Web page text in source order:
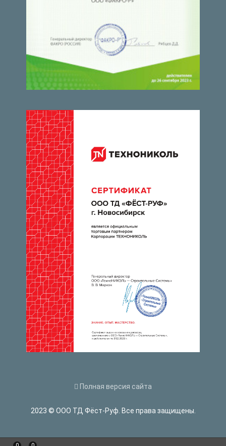
Полная версия сайта
2023 © ООО ТД Фёст-Руф. Все права защищены.